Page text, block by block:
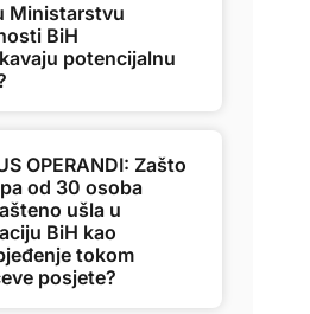
Ministarstvu
BiH
potencijalnu
OPERANDI: Zašto
od 30 osoba
ušla u
BiH kao
tokom
posjete?